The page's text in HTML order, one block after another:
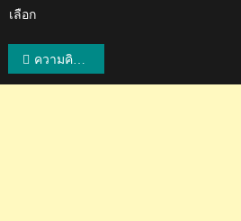
เลือก
แนะแนว
ความคิดเห็นแฟนญี่ปุ่นหลังชนาธิปยิง 1 จ่าย 1 ช่วยให้ซับโปโรชนะนางาซากิ 2-1